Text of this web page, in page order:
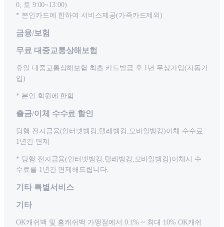
0, 토 9:00~13:00)
* 본인카드에 한하여 서비스제공(가족카드제외)
금융/보험
무료 대중교통상해보험
휴일 대중교통상해보험 최초 카드발급 후 1년 무상가입(자동가
입)
* 본인 회원에 한함
출금/이체 수수료 할인
당행 전자금융(인터넷뱅킹,텔레뱅킹,모바일뱅킹)이체 수수료
1년간 면제
* 당행 전자금융(인터넷뱅킹,텔레뱅킹,모바일뱅킹)이체시 수
수료를 1년간 면제해드립니다.
기타 특별서비스
기타
OK캐쉬백 및 홈캐쉬백 가맹점에서 0.1% ~ 최대 10% OK캐쉬